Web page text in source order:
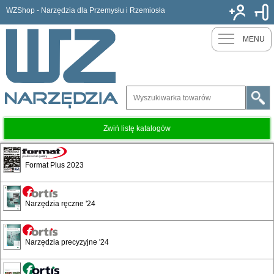
WZShop - Narzędzia dla Przemysłu i Rzemiosła Nowy
MENU
Zwiń listę katalogów
Format Plus 2023
Narzędzia ręczne '24
Narzędzia precyzyjne '24